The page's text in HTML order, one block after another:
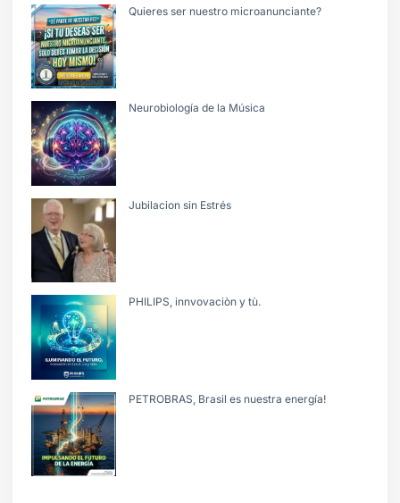
Quieres ser nuestro microanunciante?
Neurobiología de la Música
Jubilacion sin Estrés
PHILIPS, innvovaciòn y tù.
PETROBRAS, Brasil es nuestra energía!